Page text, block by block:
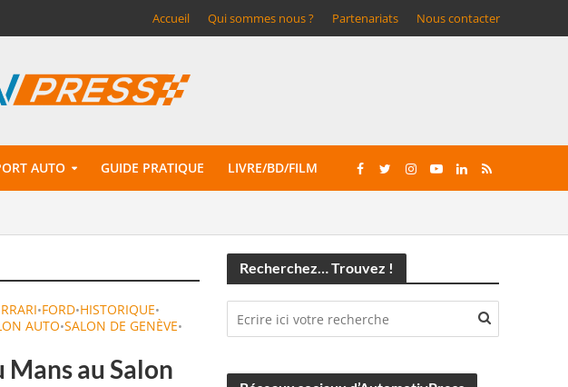
Accueil Qui sommes nous ? Partenariats Nous contacter
AUTO GUIDE PRATIQUE LIVRE/BD/FILM
•FORD•HISTORIQUE•
AUTO•SALON DE GENÈVE•
au Salon
Recherchez… Trouvez !